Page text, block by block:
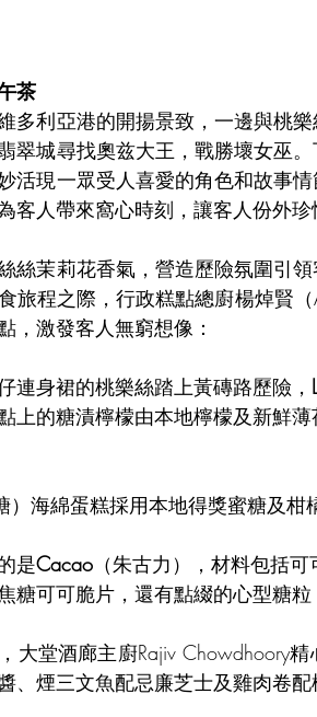
茶
多利亞港的開揚景致，一邊與桃
翠城尋找奧兹大王，戰勝壞女巫
活現一眾受人喜愛的角色和故事
客人帶來窩心時刻，讓客人份外珍
絲茉莉花香氣，營造歷險氛圍引
旅程之際，行政糕點總廚楊焯賢
，激發客人無窮想像：
連身裙的桃樂絲踏上黃磚路歷險，
上的糖漬檸檬由本地檸檬及新鮮
）海綿蛋糕採用本地得獎蜜糖及柑
是Cacao （朱古力），材料包括
糖可可脆片，還有點綴的心型糖粒
大堂酒廊主廚Rajiv Chowdhoory
、煙三文魚配忌廉芝士及雞肉卷配